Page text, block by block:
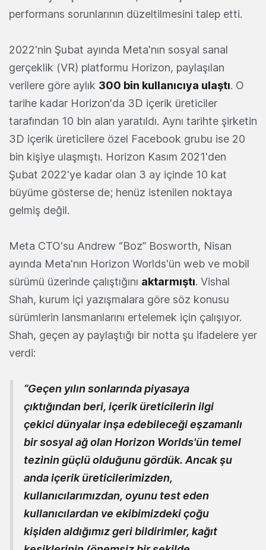
performans sorunlarının düzeltilmesini talep etti.
2022'nin Şubat ayında Meta'nın sosyal sanal
gerçeklik (VR) platformu Horizon, paylaşılan
verilere göre aylık 300 bin kullanıcıya ulaştı. O
tarihe kadar Horizon'da 3D içerik üreticiler
tarafından 10 bin alan yaratıldı. Aynı tarihte şirketin
3D içerik üreticilere özel Facebook grubu ise 20
bin kişiye ulaşmıştı. Horizon Kasım 2021'den
Şubat 2022'ye kadar olan 3 ay içinde 10 kat
büyüme gösterse de; henüz istenilen noktaya
gelmiş değil.
Meta CTO'su Andrew “Boz” Bosworth, Nisan
ayında Meta'nın Horizon Worlds'ün web ve mobil
sürümü üzerinde çalıştığını aktarmıştı. Vishal
Shah, kurum içi yazışmalara göre söz konusu
sürümlerin lansmanlarını ertelemek için çalışıyor.
Shah, geçen ay paylaştığı bir notta şu ifadelere yer
verdi:
“Geçen yılın sonlarında piyasaya
çıktığından beri, içerik üreticilerin ilgi
çekici dünyalar inşa edebileceği eşzamanlı
bir sosyal ağ olan Horizon Worlds'ün temel
tezinin güçlü olduğunu gördük. Ancak şu
anda içerik üreticilerimizden,
kullanıcılarımızdan, oyunu test eden
kullanıcılardan ve ekibimizdeki çoğu
kişiden aldığımız geri bildirimler, kağıt